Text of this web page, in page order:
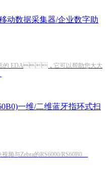
的 EDA，它可以帮助您大大
频与Zebra的RS6000/RS60B0…